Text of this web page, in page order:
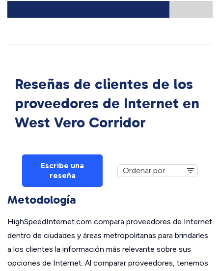
Reseñas de clientes de los
proveedores de Internet en
West Vero Corridor
Escribe una
reseña
Metodología
HighSpeedInternet.com compara proveedores de Internet
dentro de ciudades y áreas metropolitanas para brindarles
a los clientes la información más relevante sobre sus
opciones de Internet. Al comparar proveedores, tenemos